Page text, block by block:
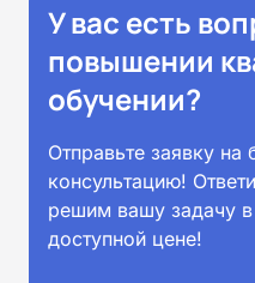
У вас есть
повышении
обучении?
Отправьте заявку на
консультацию!
решим вашу задачу
доступной цене!